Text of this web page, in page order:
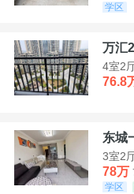
学区
万汇
4室2
76.8
东城
3室2
78万
学区